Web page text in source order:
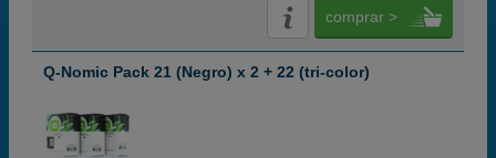
comprar >
Q-Nomic Pack 21 (Negro) x 2 + 22 (tri-color)